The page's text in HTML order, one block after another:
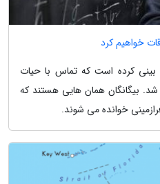
کرده است که تماس با حیات
شد. بیگانگان همان هایی هستند که
خوانده می شوند.